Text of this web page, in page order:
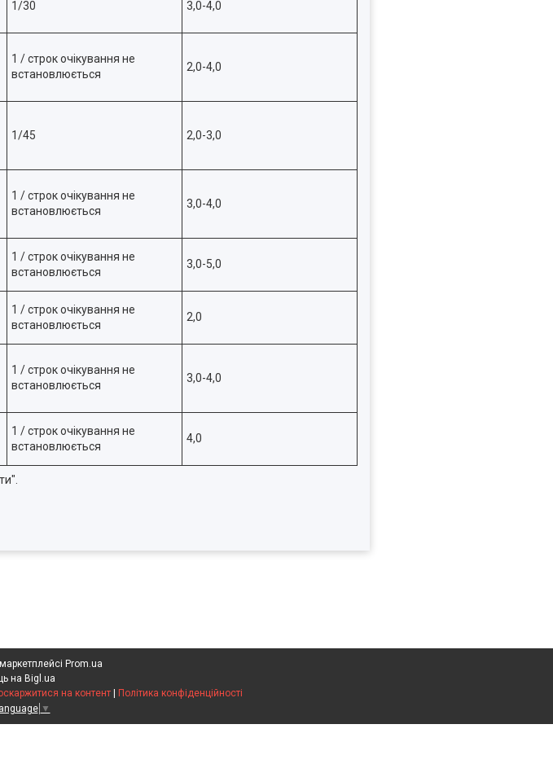
1/30 3,0-4,0
1 / строк очікування не
встановлюється
2,0-4,0
1/45 2,0-3,0
1 / строк очікування не
встановлюється
3,0-4,0
1 / строк очікування не
встановлюється
3,0-5,0
1 / строк очікування не
встановлюється
2,0
1 / строк очікування не
встановлюється
3,0-4,0
1 / строк очікування не
встановлюється
4,0
Prom.ua
на Bigl.ua
на контент
Політика конфіденційності
▼